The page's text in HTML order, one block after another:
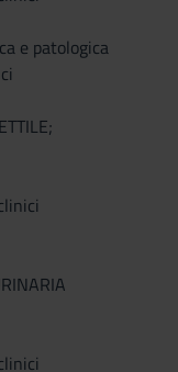
e patologica